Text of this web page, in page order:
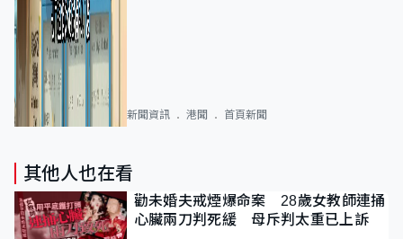
新聞資訊 港聞 首頁新聞
其他人也在看
勸未婚夫戒煙爆命案 28歲女教師連捅
心臟兩刀判死緩 母斥判太重已上訴